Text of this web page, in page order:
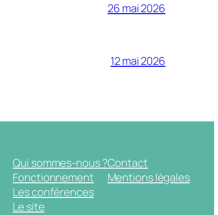
26 mai 2026
12 mai 2026
Qui sommes-nous ?
Fonctionnement
Les conférences
Le site
Contact
Mentions légales